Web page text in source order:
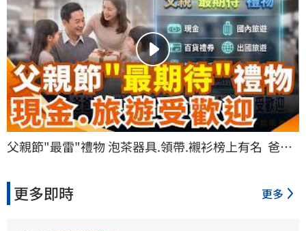
父親節"最雷"禮物 泡茶器具.領帶.襯衫榜上有名  爸
新聞網 SETN.com
更多即時 更多